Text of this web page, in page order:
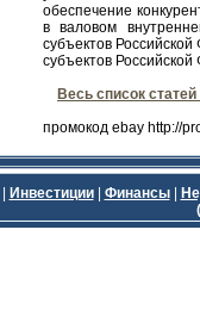
обеспечение
в валовом
субъектов
субъектов
Весь список статей
промокод ebay http://
Инвестиции| Финансы|